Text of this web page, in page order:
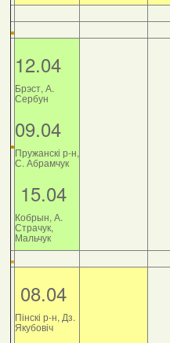
12.04
Брэст, А.
Сербун
09.04
Пружанскі р-н,
С. Абрамчук
15.04
Кобрын, А.
Страчук,
Мальчук
08.04
Пінскі р-н, Дз.
Якубовіч